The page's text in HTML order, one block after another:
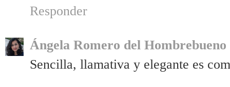
Responder
Ángela Romero del Hombrebueno
Sencilla, llamativa y elegante es